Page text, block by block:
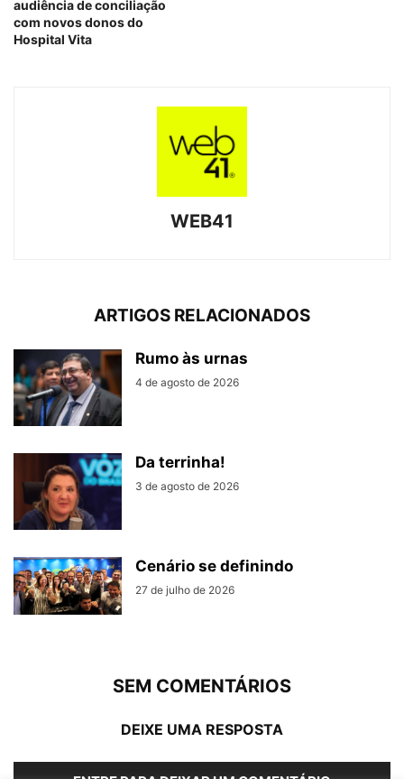
audiência de conciliação
com novos donos do
Hospital Vita
WEB41
ARTIGOS RELACIONADOS
Rumo às urnas
4 de agosto de 2026
Da terrinha!
3 de agosto de 2026
Cenário se definindo
27 de julho de 2026
SEM COMENTÁRIOS
DEIXE UMA RESPOSTA